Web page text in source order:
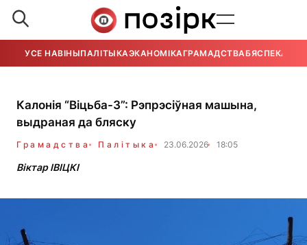
УСЕ НАВІНЫПАЛІТЫКАЭКАНОМІКАГРАМАДСТВАБЯСПЕКА
Калонія “Віцьба-3”: Рэпрэсіўная машына,
выдраная да бляску
Грамадства Палітыка 23.06.2026 18:05
Віктар ІВІЦКІ